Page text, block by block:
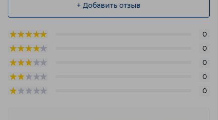
+ Добавить отзыв
0
0
0
0
0